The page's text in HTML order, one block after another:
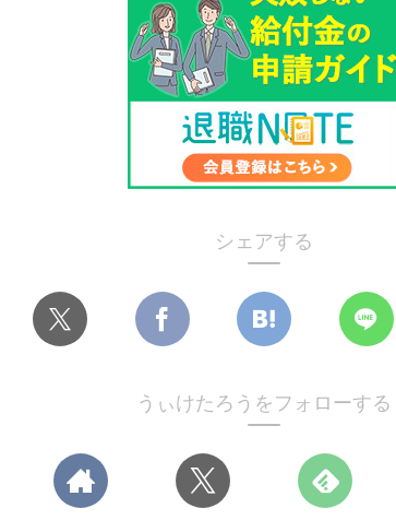
シェアする
うぃけたろうをフォローする